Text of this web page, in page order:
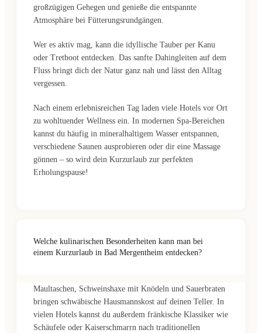
großzügigen Gehegen und genieße die entspannte
Atmosphäre bei Fütterungsrundgängen.
Wer es aktiv mag, kann die idyllische Tauber per Kanu
oder Tretboot entdecken. Das sanfte Dahingleiten auf dem
Fluss bringt dich der Natur ganz nah und lässt den Alltag
vergessen.
Nach einem erlebnisreichen Tag laden viele Hotels vor Ort
zu wohltuender Wellness ein. In modernen Spa-Bereichen
kannst du häufig in mineralhaltigem Wasser entspannen,
verschiedene Saunen ausprobieren oder dir eine Massage
gönnen – so wird dein Kurzurlaub zur perfekten
Erholungspause!
Welche kulinarischen Besonderheiten kann man bei
einem Kurzurlaub in Bad Mergentheim entdecken?
Maultaschen, Schweinshaxe mit Knödeln und Sauerbraten
bringen schwäbische Hausmannskost auf deinen Teller. In
vielen Hotels kannst du außerdem fränkische Klassiker wie
Schäufele oder Kaiserschmarrn nach traditionellen